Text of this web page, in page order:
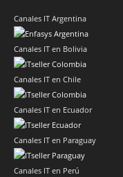
Canales IT Argentina
Canales IT en Bolivia
Canales IT en Chile
Canales IT en Ecuador
Canales IT en Paraguay
Canales IT en Perú